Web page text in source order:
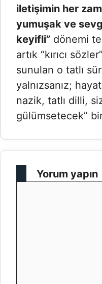
iletişimin her
yumuşak ve
keyifli” dönemi
artık “kırıcı
sunulan o tatlı
yalnızsanız;
nazik, tatlı dilli,
gülümsetecek”
Yorum yapın